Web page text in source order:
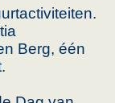
Berg, één